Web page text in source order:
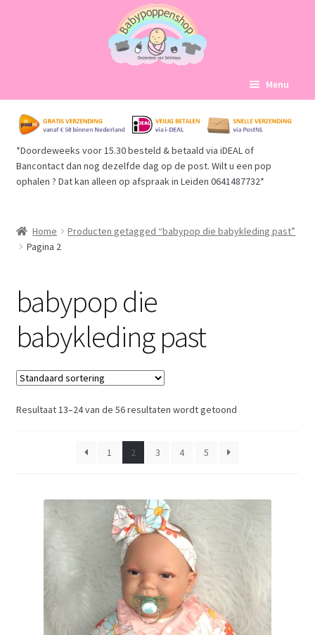
naar
navigatie
de
inhoud
Menu
Home
Babypoppen Afdelingen
Mijn account
Afrekenen
*Doordeweeks voor 15.30 besteld & betaald via iDEAL of
Bancontact dan nog dezelfde dag op de post. Wilt u een pop
ophalen ? Dat kan alleen op afspraak in Leiden 0641487732*
Home
Producten getagged “babypop die babykleding past”
Pagina 2
babypop die
babykleding past
Resultaat 13–24 van de 56 resultaten wordt getoond
1 2 3 4 5